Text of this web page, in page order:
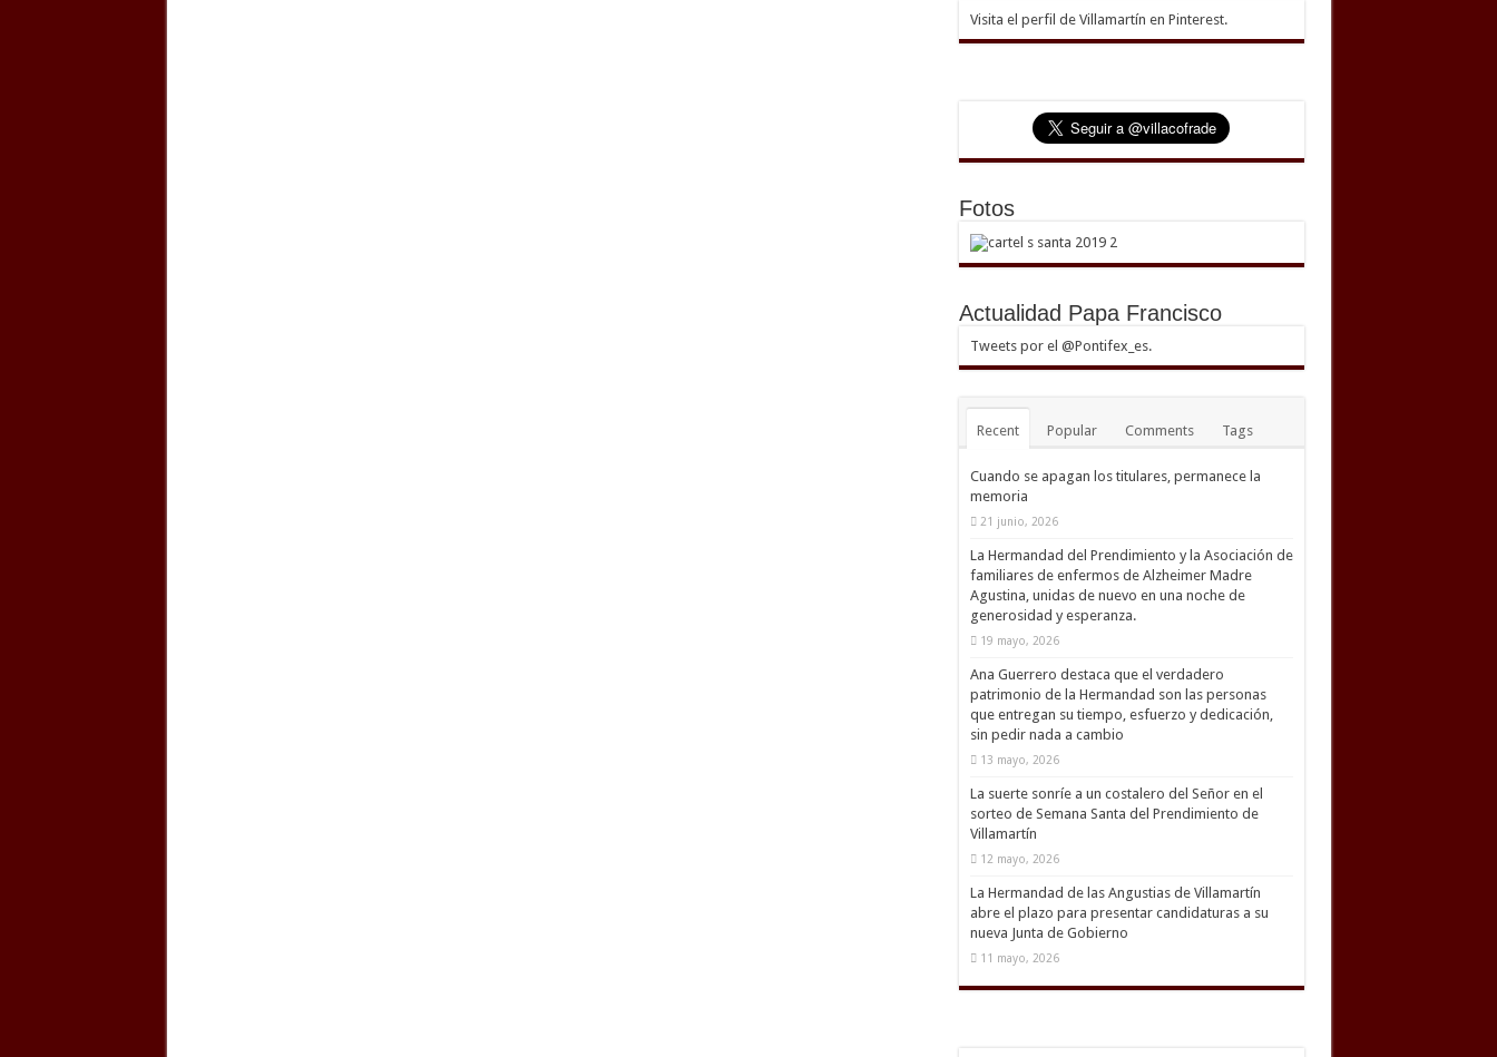
Visita el perfil de Villamartín en Pinterest.
Fotos
Actualidad Papa Francisco
Tweets por el @Pontifex_es.
Recent Popular Comments Tags
Cuando se apagan los titulares, permanece la
memoria
21 junio, 2026
La Hermandad del Prendimiento y la Asociación de
familiares de enfermos de Alzheimer Madre
Agustina, unidas de nuevo en una noche de
generosidad y esperanza.
19 mayo, 2026
Ana Guerrero destaca que el verdadero
patrimonio de la Hermandad son las personas
que entregan su tiempo, esfuerzo y dedicación,
sin pedir nada a cambio
13 mayo, 2026
La suerte sonríe a un costalero del Señor en el
sorteo de Semana Santa del Prendimiento de
Villamartín
12 mayo, 2026
La Hermandad de las Angustias de Villamartín
abre el plazo para presentar candidaturas a su
nueva Junta de Gobierno
11 mayo, 2026